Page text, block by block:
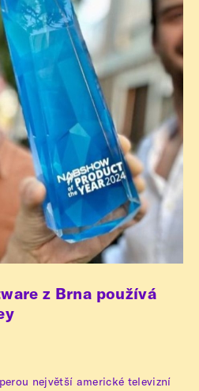
z Brna používá
největší americké televizní